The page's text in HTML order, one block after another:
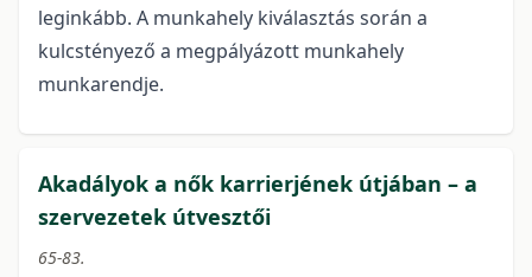
leginkább. A munkahely kiválasztás során a
kulcstényező a megpályázott munkahely
munkarendje.
Akadályok a nők karrierjének útjában – a
szervezetek útvesztői
65-83.